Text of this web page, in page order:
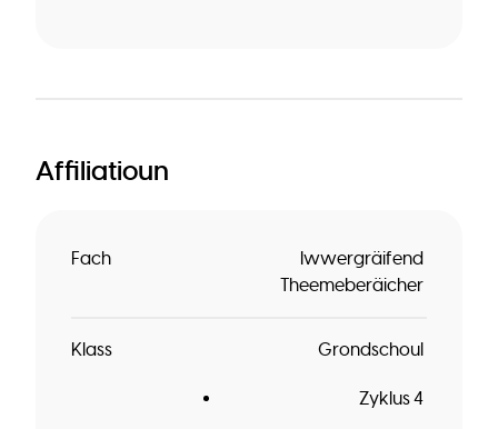
Affiliatioun
Fach
Iwwergräifend
Theemeberäicher
Klass Grondschoul
Zyklus 4